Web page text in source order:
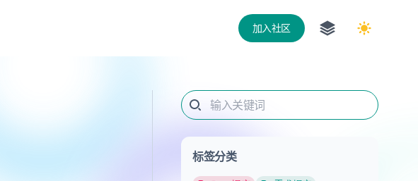
搜索
标签分类